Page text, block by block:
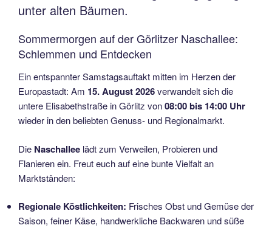
unter alten Bäumen.
Sommermorgen auf der Görlitzer Naschallee:
Schlemmen und Entdecken
Ein entspannter Samstagsauftakt mitten im Herzen der
Europastadt: Am 15. August 2026verwandelt sich die
untere Elisabethstraße in Görlitz von08:00 bis 14:00 Uhr
wieder in den beliebten Genuss- und Regionalmarkt.
Die Naschallee lädt zum Verweilen, Probieren und
Flanieren ein. Freut euch auf eine bunte Vielfalt an
Marktständen:
Regionale Köstlichkeiten: Frisches Obst und Gemüse der
Saison, feiner Käse, handwerkliche Backwaren und süße